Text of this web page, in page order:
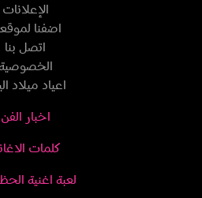
الإعلانات
اضفنا
اتصل بنا
اعياد ميلاد
اخبار الفن
كلمات
لعبة اغنية الحظ